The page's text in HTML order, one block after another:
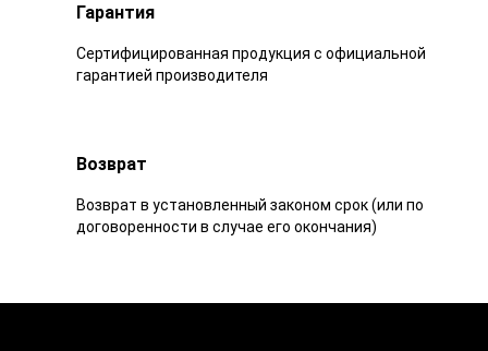
Гарантия
Сертифицированная продукция с официальной
гарантией производителя
Возврат
Возврат в установленный законом срок (или по
договоренности в случае его окончания)